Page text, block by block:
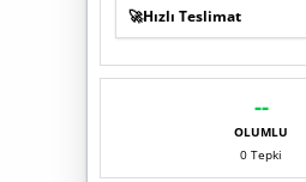
🚀Hızlı Teslimat
--
OLUMLU
0 Tepki